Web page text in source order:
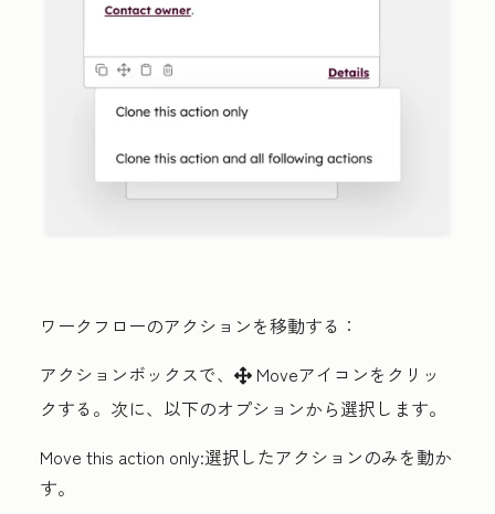
ワークフローのアクションを移動する：
アクションボックスで、
move Moveアイコンをクリッ
クする。次に、以下のオプションから選択します。
Move this action only:選択したアクションのみを動か
す。